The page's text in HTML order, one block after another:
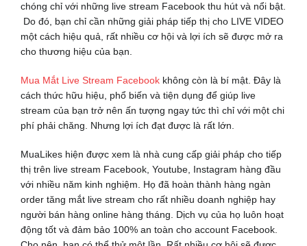
chóng chỉ với những live stream Facebook thu hút và nổi bật.
Do đó, bạn chỉ cần những giải pháp tiếp thị cho LIVE VIDEO
một cách hiệu quả, rất nhiều cơ hội và lợi ích sẽ được mở ra
cho thương hiệu của bạn.
Mua Mắt Live Stream Facebookkhông còn là bí mật. Đây là
cách thức hữu hiệu, phổ biến và tiện dụng để giúp live
stream của bạn trở nên ấn tượng ngay tức thì chỉ với một chi
phí phải chăng. Nhưng lợi ích đạt được là rất lớn.
MuaLikes hiện được xem là nhà cung cấp giải pháp cho tiếp
thị trên live stream Facebook, Youtube, Instagram hàng đầu
với nhiều năm kinh nghiệm. Họ đã hoàn thành hàng ngàn
order tăng mắt live stream cho rất nhiều doanh nghiệp hay
người bán hàng online hàng tháng. Dịch vụ của họ luôn hoạt
động tốt và đảm bảo 100% an toàn cho account Facebook.